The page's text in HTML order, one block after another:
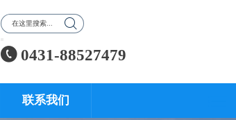

0431-88527479
联系我们